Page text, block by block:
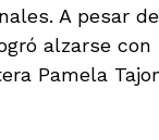
A pesar
alzarse con
Pamela